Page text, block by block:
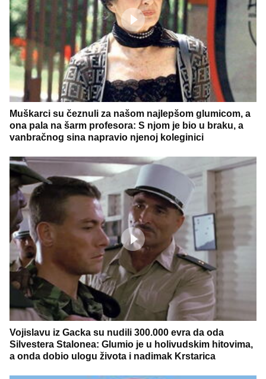
Muškarci su čeznuli za našom najlepšom glumicom, a
ona pala na šarm profesora: S njom je bio u braku, a
vanbračnog sina napravio njenoj koleginici
Vojislavu iz Gacka su nudili 300.000 evra da oda
Silvestera Stalonea: Glumio je u holivudskim hitovima,
a onda dobio ulogu života i nadimak Krstarica